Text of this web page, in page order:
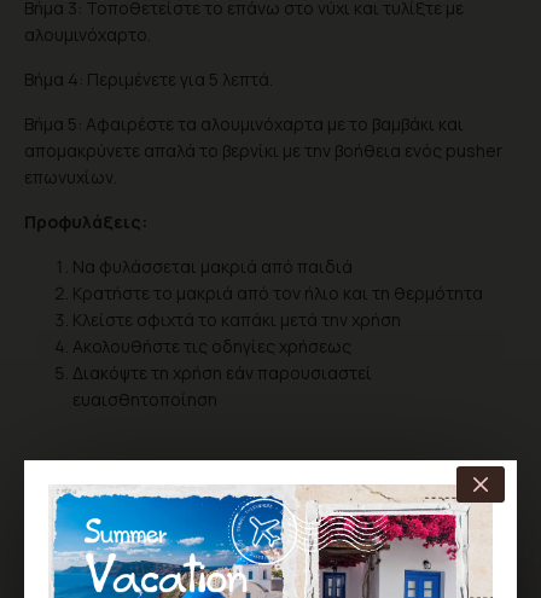
Βήμα 3: Τοποθετείστε το επάνω στο νύχι και τυλίξτε με
αλουμινόχαρτο.
Βήμα 4: Περιμένετε για 5 λεπτά.
Βήμα 5: Αφαιρέστε τα αλουμινόχαρτα με το βαμβάκι και
απομακρύνετε απαλά το βερνίκι με την βοήθεια ενός pusher
επωνυχίων.
Προφυλάξεις:
Να φυλάσσεται μακριά από παιδιά
Κρατήστε το μακριά από τον ήλιο και τη θερμότητα
Κλείστε σφιχτά το καπάκι μετά την χρήση
Ακολουθήστε τις οδηγίες χρήσεως
Διακόψτε τη χρήση εάν παρουσιαστεί
ευαισθητοποίηση
ΧΑΡΑΚΤΗΡΙΣΤΙΚΆ
ΑΠΟΣΤΟΛΉ ΑΠΌ 1 ΈΩΣ 5 ΕΡΓΆΣΙΜΕΣ